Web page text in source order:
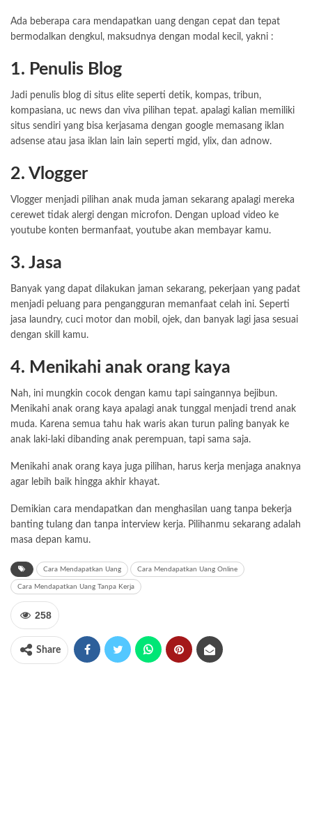
Ada beberapa cara mendapatkan uang dengan cepat dan tepat
bermodalkan dengkul, maksudnya dengan modal kecil, yakni :
1. Penulis Blog
Jadi penulis blog di situs elite seperti detik, kompas, tribun,
kompasiana, uc news dan viva pilihan tepat. apalagi kalian memiliki
situs sendiri yang bisa kerjasama dengan google memasang iklan
adsense atau jasa iklan lain lain seperti mgid, ylix, dan adnow.
2. Vlogger
Vlogger menjadi pilihan anak muda jaman sekarang apalagi mereka
cerewet tidak alergi dengan microfon. Dengan upload video ke
youtube konten bermanfaat, youtube akan membayar kamu.
3. Jasa
Banyak yang dapat dilakukan jaman sekarang, pekerjaan yang padat
menjadi peluang para pengangguran memanfaat celah ini. Seperti
jasa laundry, cuci motor dan mobil, ojek, dan banyak lagi jasa sesuai
dengan skill kamu.
4. Menikahi anak orang kaya
Nah, ini mungkin cocok dengan kamu tapi saingannya bejibun.
Menikahi anak orang kaya apalagi anak tunggal menjadi trend anak
muda. Karena semua tahu hak waris akan turun paling banyak ke
anak laki-laki dibanding anak perempuan, tapi sama saja.
Menikahi anak orang kaya juga pilihan, harus kerja menjaga anaknya
agar lebih baik hingga akhir khayat.
Demikian cara mendapatkan dan menghasilan uang tanpa bekerja
banting tulang dan tanpa interview kerja. Pilihanmu sekarang adalah
masa depan kamu.
Cara Mendapatkan Uang Cara Mendapatkan Uang Online
Cara Mendapatkan Uang Tanpa Kerja
258
Share